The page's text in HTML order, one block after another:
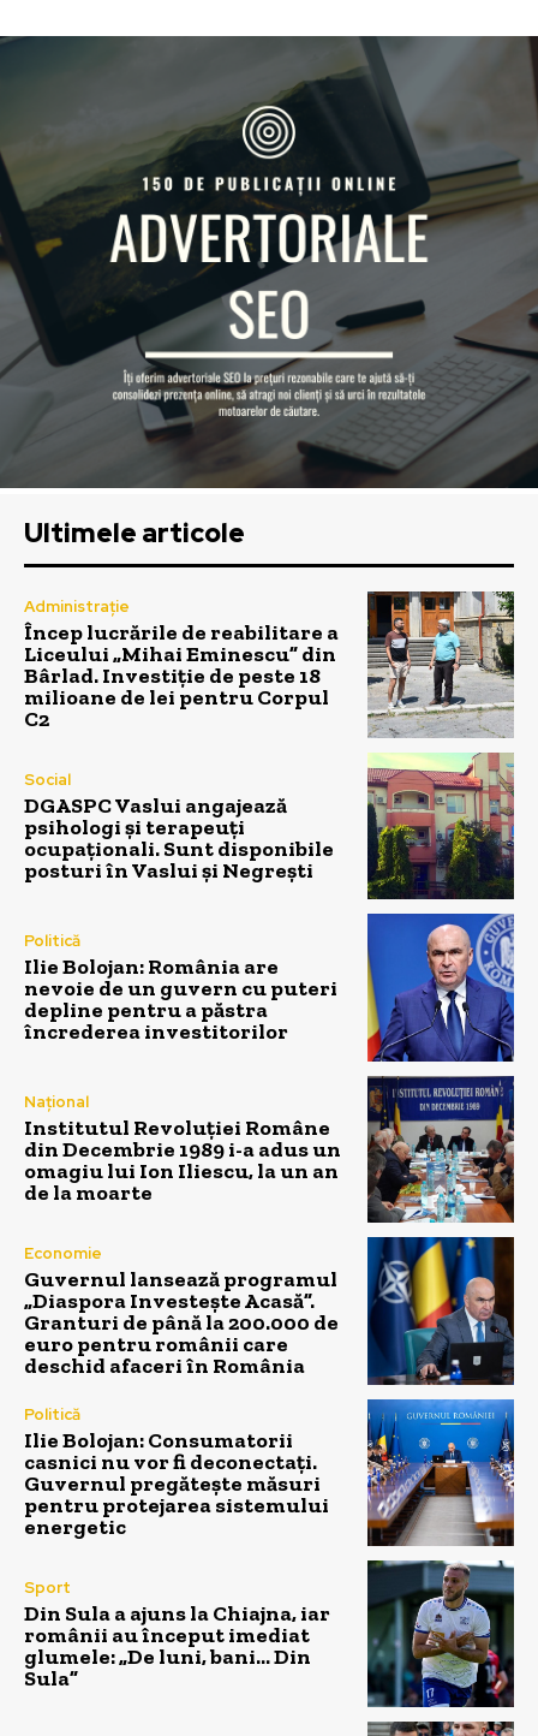
Ultimele articole
Administrație
Încep lucrările de reabilitare a
Liceului „Mihai Eminescu” din
Bârlad. Investiție de peste 18
milioane de lei pentru Corpul
C2
Social
DGASPC Vaslui angajează
psihologi și terapeuți
ocupaționali. Sunt disponibile
posturi în Vaslui și Negrești
Politică
Ilie Bolojan: România are
nevoie de un guvern cu puteri
depline pentru a păstra
încrederea investitorilor
Național
Institutul Revoluției Române
din Decembrie 1989 i-a adus un
omagiu lui Ion Iliescu, la un an
de la moarte
Economie
Guvernul lansează programul
„Diaspora Investește Acasă”.
Granturi de până la 200.000 de
euro pentru românii care
deschid afaceri în România
Politică
Ilie Bolojan: Consumatorii
casnici nu vor fi deconectați.
Guvernul pregătește măsuri
pentru protejarea sistemului
energetic
Sport
Din Sula a ajuns la Chiajna, iar
românii au început imediat
glumele: „De luni, bani… Din
Sula”